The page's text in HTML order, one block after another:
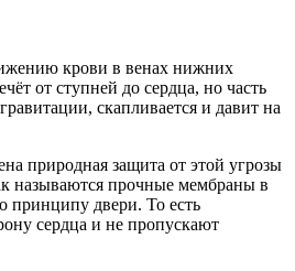
крови в венах нижних
от ступней до сердца, но часть
скапливается и давит на
природная защита от этой угрозы
называются прочные мембраны в
принципу двери. То есть
сердца и не пропускают